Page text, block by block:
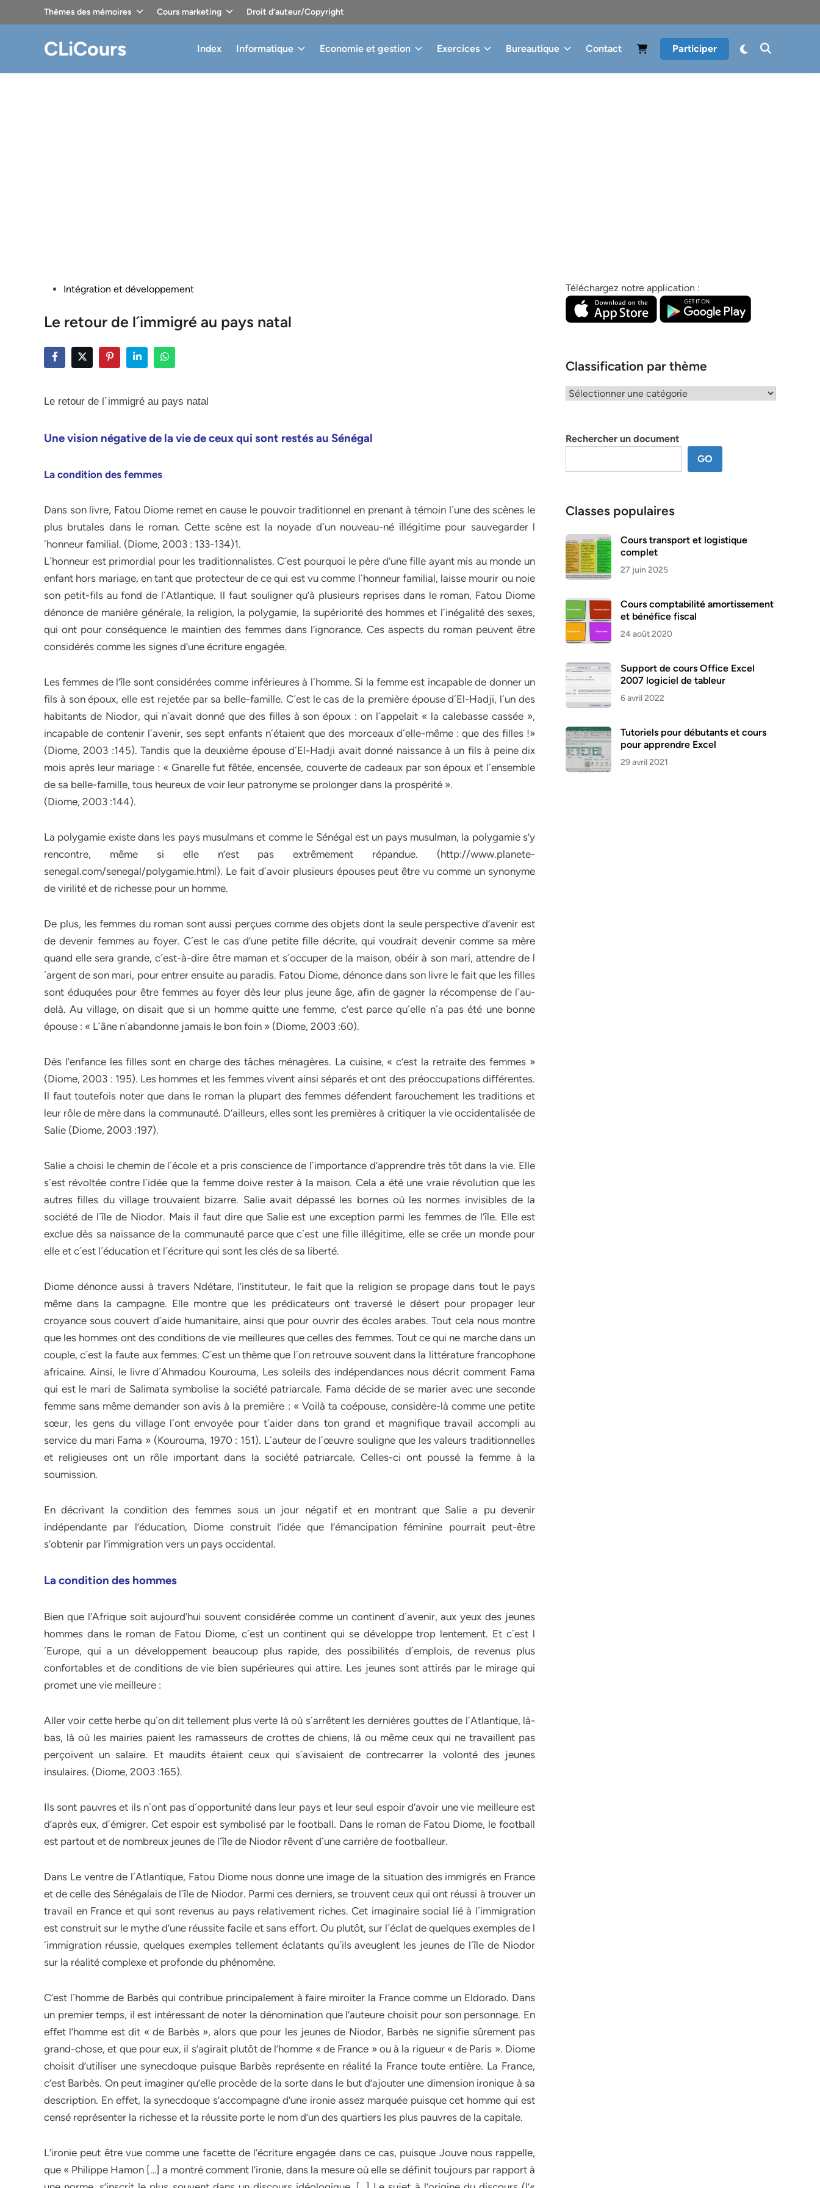
Thèmes des mémoires Cours marketing Droit d’auteur/Copyright
CLiCours Index Informatique Economie et gestion Exercices Bureautique Contact Participer
PostedIntégration et développement
Le retour de l´immigré au pays natal
Le retour de l´immigré au pays natal
Une vision négative de la vie de ceux qui sont restés au Sénégal
La condition des femmes
Dans son livre, Fatou Diome remet en cause le pouvoir traditionnel en prenant à témoin l´une des scènes le
plus brutales dans le roman. Cette scène est la noyade d´un nouveau-né illégitime pour sauvegarder l
´honneur familial. (Diome, 2003 : 133-134)1.
L´honneur est primordial pour les traditionnalistes. C´est pourquoi le père d’une fille ayant mis au monde un
enfant hors mariage, en tant que protecteur de ce qui est vu comme l´honneur familial, laisse mourir ou noie
son petit-fils au fond de l´Atlantique. Il faut souligner qu’à plusieurs reprises dans le roman, Fatou Diome
dénonce de manière générale, la religion, la polygamie, la supériorité des hommes et l´inégalité des sexes,
qui ont pour conséquence le maintien des femmes dans l’ignorance. Ces aspects du roman peuvent être
considérés comme les signes d’une écriture engagée.
Les femmes de l’île sont considérées comme inférieures à l´homme. Si la femme est incapable de donner un
fils à son époux, elle est rejetée par sa belle-famille. C´est le cas de la première épouse d´El-Hadji, l´un des
habitants de Niodor, qui n´avait donné que des filles à son époux : on l´appelait « la calebasse cassée »,
incapable de contenir l´avenir, ses sept enfants n´étaient que des morceaux d´elle-même : que des filles !»
(Diome, 2003 :145). Tandis que la deuxième épouse d´El-Hadji avait donné naissance à un fils à peine dix
mois après leur mariage : « Gnarelle fut fêtée, encensée, couverte de cadeaux par son époux et l´ensemble
de sa belle-famille, tous heureux de voir leur patronyme se prolonger dans la prospérité ».
(Diome, 2003 :144).
La polygamie existe dans les pays musulmans et comme le Sénégal est un pays musulman, la polygamie s’y
rencontre, même si elle n’est pas extrêmement répandue. (http://www.planete-
senegal.com/senegal/polygamie.html). Le fait d´avoir plusieurs épouses peut être vu comme un synonyme
de virilité et de richesse pour un homme.
De plus, les femmes du roman sont aussi perçues comme des objets dont la seule perspective d’avenir est
de devenir femmes au foyer. C´est le cas d’une petite fille décrite, qui voudrait devenir comme sa mère
quand elle sera grande, c´est-à-dire être maman et s´occuper de la maison, obéir à son mari, attendre de l
´argent de son mari, pour entrer ensuite au paradis. Fatou Diome, dénonce dans son livre le fait que les filles
sont éduquées pour être femmes au foyer dès leur plus jeune âge, afin de gagner la récompense de l´au-
delà. Au village, on disait que si un homme quitte une femme, c’est parce qu´elle n´a pas été une bonne
épouse : « L´âne n´abandonne jamais le bon foin » (Diome, 2003 :60).
Dès l’enfance les filles sont en charge des tâches ménagères. La cuisine, « c’est la retraite des femmes »
(Diome, 2003 : 195). Les hommes et les femmes vivent ainsi séparés et ont des préoccupations différentes.
Il faut toutefois noter que dans le roman la plupart des femmes défendent farouchement les traditions et
leur rôle de mère dans la communauté. D’ailleurs, elles sont les premières à critiquer la vie occidentalisée de
Salie (Diome, 2003 :197).
Salie a choisi le chemin de l´école et a pris conscience de l´importance d’apprendre très tôt dans la vie. Elle
s´est révoltée contre l´idée que la femme doive rester à la maison. Cela a été une vraie révolution que les
autres filles du village trouvaient bizarre. Salie avait dépassé les bornes où les normes invisibles de la
société de l´île de Niodor. Mais il faut dire que Salie est une exception parmi les femmes de l’île. Elle est
exclue dès sa naissance de la communauté parce que c´est une fille illégitime, elle se crée un monde pour
elle et c´est l´éducation et l´écriture qui sont les clés de sa liberté.
Diome dénonce aussi à travers Ndétare, l’instituteur, le fait que la religion se propage dans tout le pays
même dans la campagne. Elle montre que les prédicateurs ont traversé le désert pour propager leur
croyance sous couvert d´aide humanitaire, ainsi que pour ouvrir des écoles arabes. Tout cela nous montre
que les hommes ont des conditions de vie meilleures que celles des femmes. Tout ce qui ne marche dans un
couple, c´est la faute aux femmes. C´est un thème que l´on retrouve souvent dans la littérature francophone
africaine. Ainsi, le livre d´Ahmadou Kourouma, Les soleils des indépendances nous décrit comment Fama
qui est le mari de Salimata symbolise la société patriarcale. Fama décide de se marier avec une seconde
femme sans même demander son avis à la première : « Voilà ta coépouse, considère-là comme une petite
sœur, les gens du village l´ont envoyée pour t´aider dans ton grand et magnifique travail accompli au
service du mari Fama » (Kourouma, 1970 : 151). L´auteur de l´œuvre souligne que les valeurs traditionnelles
et religieuses ont un rôle important dans la société patriarcale. Celles-ci ont poussé la femme à la
soumission.
En décrivant la condition des femmes sous un jour négatif et en montrant que Salie a pu devenir
indépendante par l’éducation, Diome construit l’idée que l’émancipation féminine pourrait peut-être
s’obtenir par l’immigration vers un pays occidental.
La condition des hommes
Bien que l’Afrique soit aujourd’hui souvent considérée comme un continent d´avenir, aux yeux des jeunes
hommes dans le roman de Fatou Diome, c´est un continent qui se développe trop lentement. Et c´est l
´Europe, qui a un développement beaucoup plus rapide, des possibilités d´emplois, de revenus plus
confortables et de conditions de vie bien supérieures qui attire. Les jeunes sont attirés par le mirage qui
promet une vie meilleure :
Aller voir cette herbe qu´on dit tellement plus verte là où s´arrêtent les dernières gouttes de l´Atlantique, là-
bas, là où les mairies paient les ramasseurs de crottes de chiens, là ou même ceux qui ne travaillent pas
perçoivent un salaire. Et maudits étaient ceux qui s´avisaient de contrecarrer la volonté des jeunes
insulaires. (Diome, 2003 :165).
Ils sont pauvres et ils n´ont pas d´opportunité dans leur pays et leur seul espoir d’avoir une vie meilleure est
d’après eux, d´émigrer. Cet espoir est symbolisé par le football. Dans le roman de Fatou Diome, le football
est partout et de nombreux jeunes de l´île de Niodor rêvent d´une carrière de footballeur.
Dans Le ventre de l´Atlantique, Fatou Diome nous donne une image de la situation des immigrés en France
et de celle des Sénégalais de l´île de Niodor. Parmi ces derniers, se trouvent ceux qui ont réussi à trouver un
travail en France et qui sont revenus au pays relativement riches. Cet imaginaire social lié à l´immigration
est construit sur le mythe d’une réussite facile et sans effort. Ou plutôt, sur l´éclat de quelques exemples de l
´immigration réussie, quelques exemples tellement éclatants qu´ils aveuglent les jeunes de l´île de Niodor
sur la réalité complexe et profonde du phénomène.
C’est l´homme de Barbès qui contribue principalement à faire miroiter la France comme un Eldorado. Dans
un premier temps, il est intéressant de noter la dénomination que l’auteure choisit pour son personnage. En
effet l’homme est dit « de Barbès », alors que pour les jeunes de Niodor, Barbès ne signifie sûrement pas
grand-chose, et que pour eux, il s’agirait plutôt de l’homme « de France » ou à la rigueur « de Paris ». Diome
choisit d’utiliser une synecdoque puisque Barbès représente en réalité la France toute entière. La France,
c’est Barbès. On peut imaginer qu’elle procède de la sorte dans le but d’ajouter une dimension ironique à sa
description. En effet, la synecdoque s’accompagne d’une ironie assez marquée puisque cet homme qui est
censé représenter la richesse et la réussite porte le nom d’un des quartiers les plus pauvres de la capitale.
L’ironie peut être vue comme une facette de l’écriture engagée dans ce cas, puisque Jouve nous rappelle,
que « Philippe Hamon […] a montré comment l’ironie, dans la mesure où elle se définit toujours par rapport à
Téléchargez notre application :
Classification par thème
Classification
Rechercher un document
GO
Classes populaires
Cours transport et logistique
complet
27 juin 2025
Cours comptabilité amortissement
et bénéfice fiscal
24 août 2020
Support de cours Office Excel
2007 logiciel de tableur
6 avril 2022
Tutoriels pour débutants et cours
pour apprendre Excel
29 avril 2021